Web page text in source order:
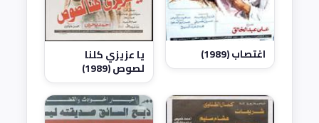
اغتصاب (1989) يا عزيزي كلنا
لصوص (1989)